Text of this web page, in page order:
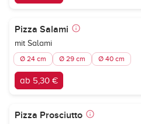
Pizza Salami
mit Salami
Ø 24 cm Ø 29 cm Ø 40 cm
ab 5,30 €
Pizza Prosciutto